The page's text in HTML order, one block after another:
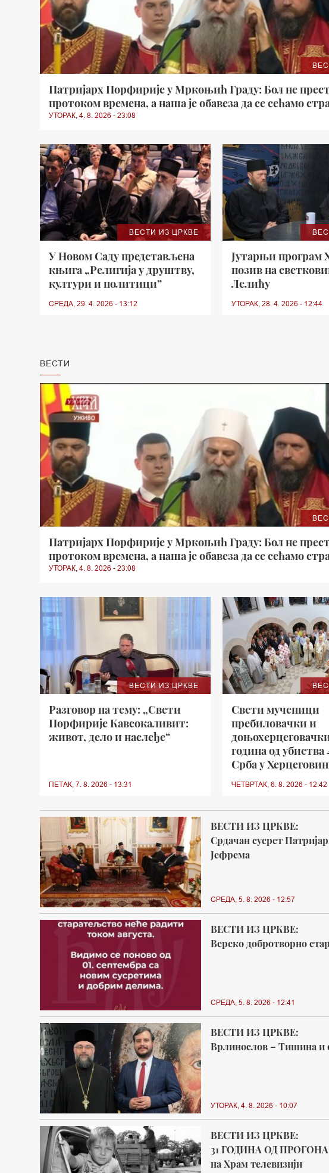
Патријарх Порфирије у Мркоњић Граду: Бол не
протоком времена, а наша је обавеза да се сећамо
УТОРАК, 4. 8. 2026 - 23:08
ВЕСТИ ИЗ ЦРКВЕ
У Новом Саду представљена
књига „Религија у друштву,
култури и политици”
СРЕДА, 29. 4. 2026 - 13:12
Јутарњи програм
позив на
Лелићу
УТОРАК, 28. 4. 2026 - 12:44
ВЕСТИ
Патријарх Порфирије у Мркоњић Граду: Бол не
протоком времена, а наша је обавеза да се сећамо
УТОРАК, 4. 8. 2026 - 23:08
ВЕСТИ ИЗ ЦРКВЕ
Разговор на тему: „Свети
Порфирије Кавсокаливит:
живот, дело и наслеђе“
ПЕТАК, 7. 8. 2026 - 13:31
Свети мученици
пребиловачки и
година од
Срба у
ЧЕТВРТАК, 6. 8. 2026 - 12:42
ВЕСТИ ИЗ ЦРКВЕ:
Срдачан сусрет
Јефрема
СРЕДА, 5. 8. 2026 - 12:57
ВЕСТИ ИЗ ЦРКВЕ:
Верско добротворно
СРЕДА, 5. 8. 2026 - 12:41
ВЕСТИ ИЗ ЦРКВЕ:
Врлинослов – Тишина и
УТОРАК, 4. 8. 2026 - 10:07
ВЕСТИ ИЗ ЦРКВЕ:
31 ГОДИНА ОД ПРОГОНА
на Храм телевизији